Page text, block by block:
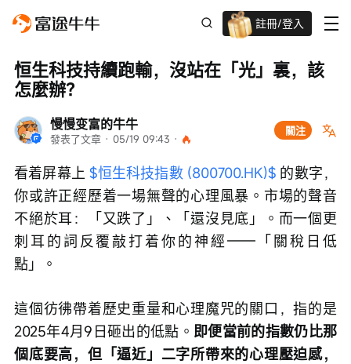
註冊/登入
迎新驚喜賞 股票/BTC等任你揀!
慢慢变富的牛牛
發表了文章 · 05/19 09:43 ·
關注
恒生科技持續跑輸，沒站在「光」裏，該
怎麼辦？
看着屏幕上 $恒生科技指數 (800700.HK)$ 的數字，
你或許正經歷着一場無聲的心理風暴。市場的聲音
不絕於耳：「又跌了」、「還沒見底」。而一個更
刺耳的詞反覆敲打着你的神經——「關稅日低
點」。
這個彷彿帶着歷史重量和心理魔咒的關口，指的是
2025年4月9日砸出的低點。 即便當前的指數仍比那
個底要高，但「逼近」二字所帶來的心理壓迫感，